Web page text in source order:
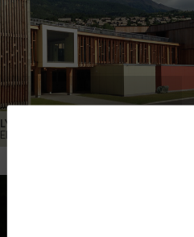
LYCÉE ALPES ET DURANCE
EMBRUN